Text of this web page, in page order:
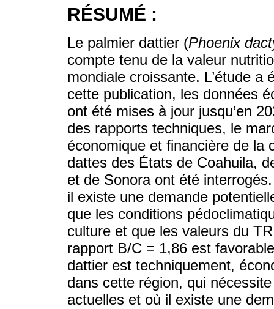
RÉSUMÉ :
Le palmier dattier (Phoenix
compte tenu de la valeur
mondiale croissante. L’étude
cette publication, les données
ont été mises à jour jusqu’en
des rapports techniques, le
économique et financière de la
dattes des États de Coahuila,
et de Sonora ont été
il existe une demande
que les conditions
culture et que les valeurs du
rapport B/C = 1,86 est
dattier est techniquement,
dans cette région, qui
actuelles et où il existe une